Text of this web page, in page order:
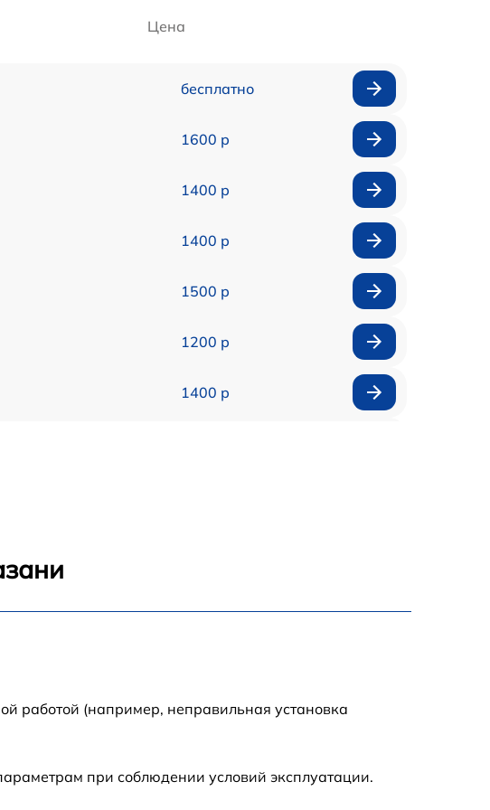
Цена
бесплатно
1600 р
1400 р
1400 р
1500 р
1200 р
1400 р
работой (например, неправильная установка
при соблюдении условий эксплуатации.